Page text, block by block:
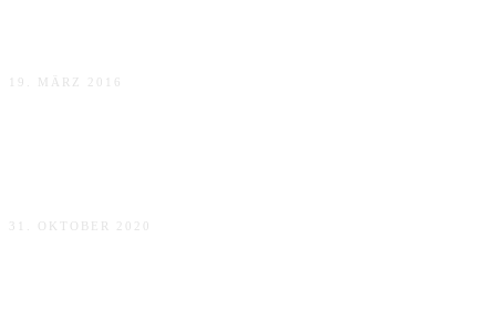
19. MÄRZ 2016
31. OKTOBER 2020